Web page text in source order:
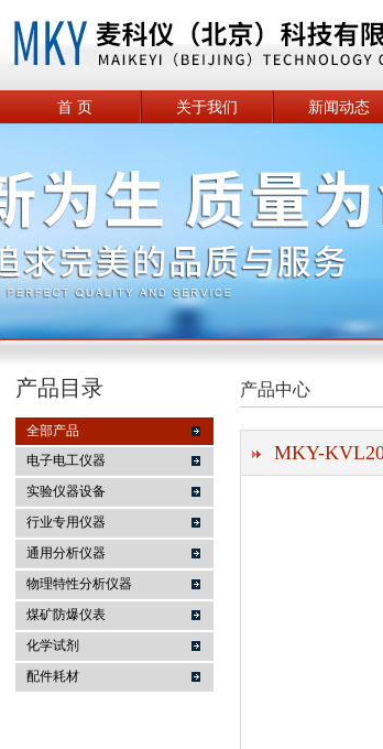
麦科仪（北京）科技有限公司
首 页 关于我们 新闻动态
产品目录
全部产品
电子电工仪器
实验仪器设备
行业专用仪器
通用分析仪器
物理特性分析仪器
煤矿防爆仪表
化学试剂
配件耗材
产品中心
MKY-